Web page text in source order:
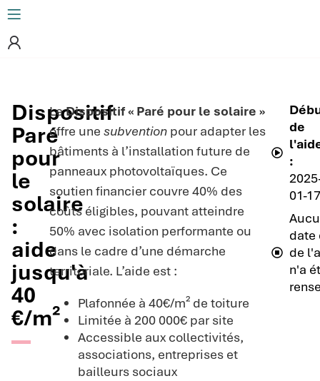
Dispositif
Paré
pour
le
solaire
:
aide
jusqu'à
40
€/m²
LeDispositif « Paré pour le solaire »
offre unesubvention pour adapter les
bâtiments à l’installation future de
panneaux photovoltaïques. Ce
soutien financier couvre 40% des
coûts éligibles, pouvant atteindre
50% avec isolation performante ou
dans le cadre d’une démarche
territoriale. L’aide est :
Plafonnée à 40€/m² de toiture
Limitée à 200 000€ par site
Accessible aux collectivités,
associations, entreprises et
bailleurs sociaux
de
:
01-17
date
de
n'a